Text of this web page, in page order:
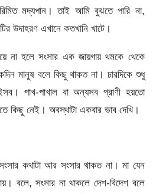
মদ্যপান। তাই আমি বুঝতে পারি না,
উদাহরণ এখানে কতখানি খাটে।
না হলে সংসার এক জায়গায় থমকে থেকে
মানুষ বলে কিছু থাকত না। চারদিকে শুধু
পাখ-পাখাল বা অন্যসব প্রাণী হয়তো
কিছু নেই। অবস্থাটা একবার ভাব দেখি।
কথাটা আর সংসার থাকত না। মা যেন
বলে, সংসার না থাকলে দেশ-বিদেশ বলে